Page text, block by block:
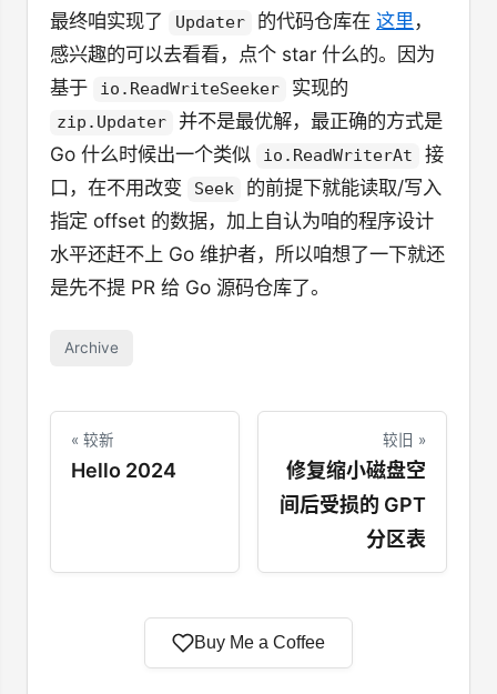
最终咱实现了 Updater 的代码仓库在这里，
感兴趣的可以去看看，点个 star 什么的。因为
基于
io.ReadWriteSeeker 实现的
zip.Updater
并不是最优解，最正确的方式是
Go 什么时候出一个类似
io.ReadWriterAt
接
口，在不用改变
Seek
的前提下就能读取/写入
指定 offset 的数据，加上自认为咱的程序设计
水平还赶不上 Go 维护者，所以咱想了一下就还
是先不提 PR 给 Go 源码仓库了。
Archive
« 较新
Hello 2024
较旧 »
修复缩小磁盘空
间后受损的 GPT
分区表
Buy Me a Coffee